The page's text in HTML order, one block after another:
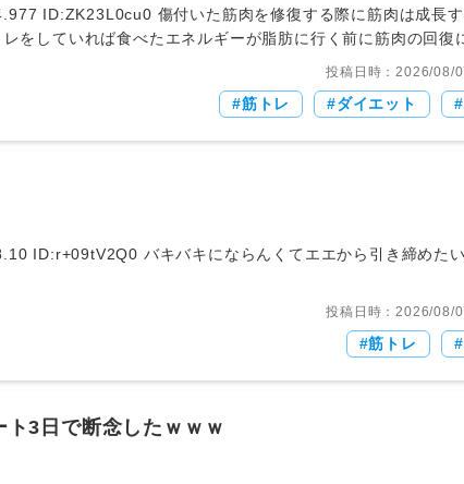
投稿日時：2026/08/
筋トレ ダイエット
1: 名無しダイエット 2020/04/02(木) 16:11:08.10 ID:r+09tV2Q0 バキバキにならんくてエエから引き
投稿日時：2026/08/
筋トレ
ト3日で断念したｗｗｗ